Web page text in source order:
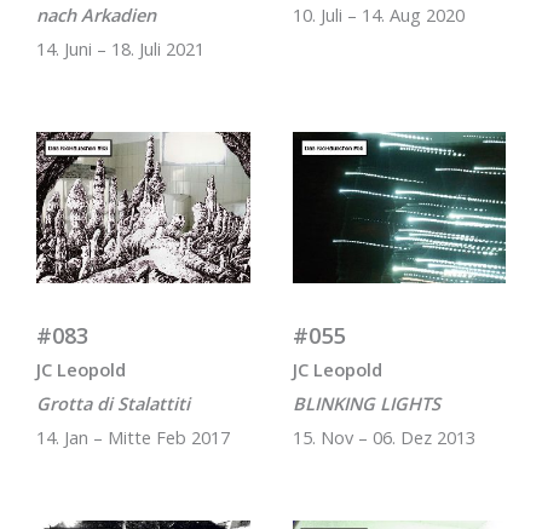
nach Arkadien
14. Juni – 18. Juli 2021
10. Juli – 14. Aug 2020
#083
JC Leopold
Grotta di Stalattiti
14. Jan – Mitte Feb 2017
#055
JC Leopold
BLINKING LIGHTS
15. Nov – 06. Dez 2013